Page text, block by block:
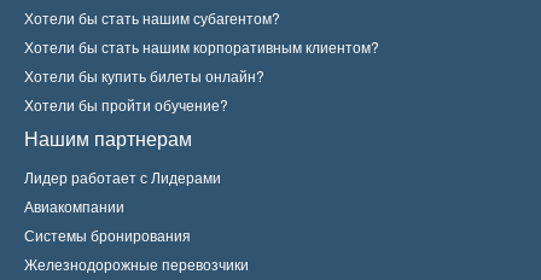
Хотели бы стать нашим субагентом?
Хотели бы стать нашим корпоративным клиентом?
Хотели бы купить билеты онлайн?
Хотели бы пройти обучение?
Нашим партнерам
Лидер работает с Лидерами
Авиакомпании
Системы бронирования
Железнодорожные перевозчики